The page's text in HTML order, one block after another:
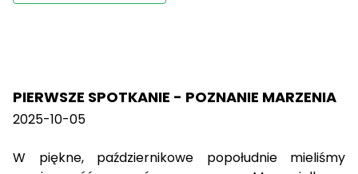
PIERWSZE SPOTKANIE - POZNANIE MARZENIA
2025-10-05
W piękne, październikowe popołudnie mieliśmy